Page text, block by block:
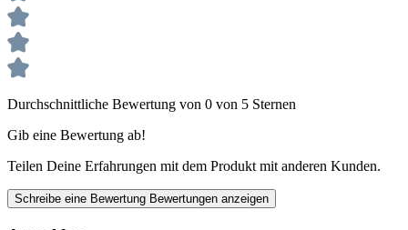
Durchschnittliche Bewertung von 0 von 5 Sternen
Gib eine Bewertung ab!
Teilen Deine Erfahrungen mit dem Produkt mit anderen Kunden.
Schreibe eine Bewertung Bewertungen anzeigen